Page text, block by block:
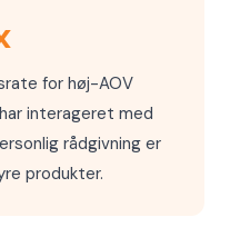
for høj-AOV
interageret med
rådgivning er
produkter.